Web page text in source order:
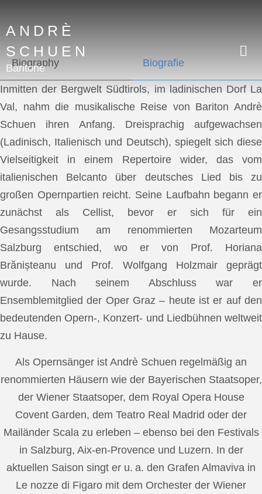
ANDRÈ
SCHUEN
Baritone
Biography Biografie
Inmitten der Bergwelt Südtirols, im ladinischen Dorf La
Val, nahm die musikalische Reise von Bariton Andrè
Schuen ihren Anfang. Dreisprachig aufgewachsen
(Ladinisch, Italienisch und Deutsch), spiegelt sich diese
Vielseitigkeit in einem Repertoire wider, das vom
italienischen Belcanto über deutsches Lied bis zu
großen Opernpartien reicht. Seine Laufbahn begann er
zunächst als Cellist, bevor er sich für ein
Gesangsstudium am renommierten Mozarteum
Salzburg entschied, wo er von Prof. Horiana
Brănișteanu und Prof. Wolfgang Holzmair geprägt
wurde. Nach seinem Abschluss war er
Ensemblemitglied der Oper Graz – heute ist er auf den
bedeutenden Opern-, Konzert- und Liedbühnen weltweit
zu Hause.
Als Opernsänger ist Andrè Schuen regelmäßig an
renommierten Häusern wie der Bayerischen Staatsoper,
der Wiener Staatsoper, dem Royal Opera House
Covent Garden, dem Teatro Real Madrid oder der
Mailänder Scala zu erleben – ebenso bei den Festivals
in Salzburg, Aix-en-Provence und Luzern. In der
aktuellen Saison singt er u. a. den Grafen Almaviva in
Le nozze di Figaro mit dem Orchester der Wiener